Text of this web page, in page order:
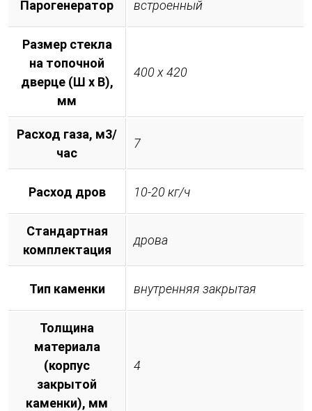
Парогенератор встроенный
Размер стекла
на топочной
дверце (Ш х В),
мм
400 х 420
Расход газа, м3/
час
7
Расход дров 10-20 кг/ч
Стандартная
комплектация
дрова
Тип каменки внутренняя закрытая
Толщина
материала
(корпус
закрытой
каменки), мм
4